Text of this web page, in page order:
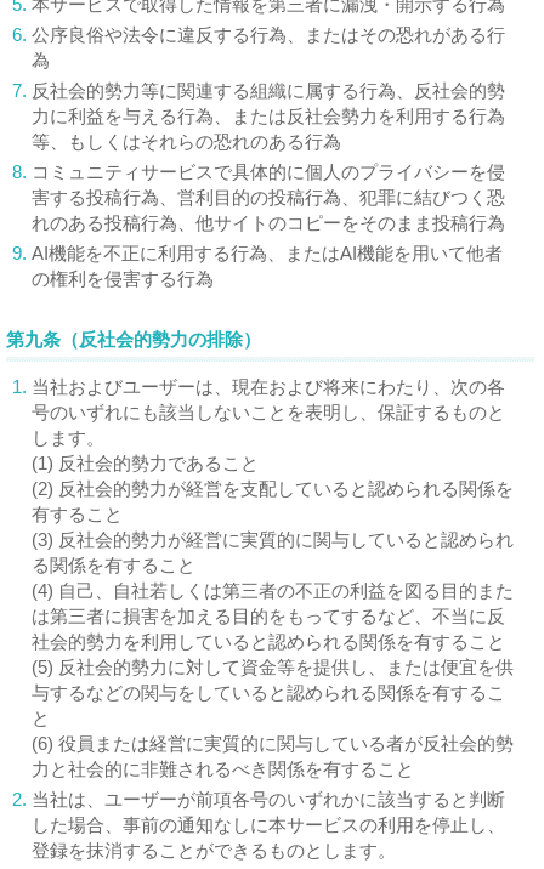
5. 本サービスで取得した情報を第三者に漏洩・開示する行為
6. 公序良俗や法令に違反する行為、またはその恐れがある行
為
7. 反社会的勢力等に関連する組織に属する行為、反社会的勢
力に利益を与える行為、または反社会勢力を利用する行為
等、もしくはそれらの恐れのある行為
8. コミュニティサービスで具体的に個人のプライバシーを侵
害する投稿行為、営利目的の投稿行為、犯罪に結びつく恐
れのある投稿行為、他サイトのコピーをそのまま投稿行為
9. AI機能を不正に利用する行為、またはAI機能を用いて他者
の権利を侵害する行為
第九条（反社会的勢力の排除）
1. 当社およびユーザーは、現在および将来にわたり、次の各
号のいずれにも該当しないことを表明し、保証するものと
します。
(1) 反社会的勢力であること
(2) 反社会的勢力が経営を支配していると認められる関係を
有すること
(3) 反社会的勢力が経営に実質的に関与していると認められ
る関係を有すること
(4) 自己、自社若しくは第三者の不正の利益を図る目的また
は第三者に損害を加える目的をもってするなど、不当に反
社会的勢力を利用していると認められる関係を有すること
(5) 反社会的勢力に対して資金等を提供し、または便宜を供
与するなどの関与をしていると認められる関係を有するこ
と
(6) 役員または経営に実質的に関与している者が反社会的勢
力と社会的に非難されるべき関係を有すること
2. 当社は、ユーザーが前項各号のいずれかに該当すると判断
した場合、事前の通知なしに本サービスの利用を停止し、
登録を抹消することができるものとします。